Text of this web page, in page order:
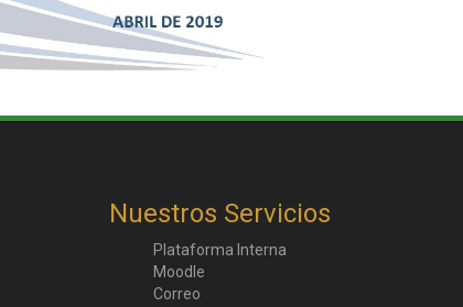
Nuestros Servicios
Plataforma Interna
Moodle
Correo